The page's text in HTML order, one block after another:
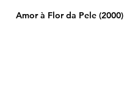
Amor à Flor da Pele (2000)